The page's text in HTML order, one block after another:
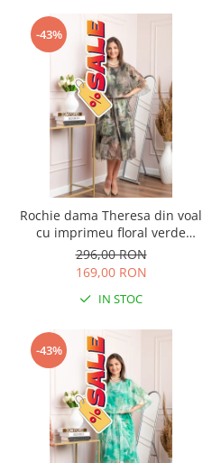
-43%
Rochie dama Theresa din voal
cu imprimeu floral verde
salvie
296,00 RON
169,00 RON
IN STOC
-43%